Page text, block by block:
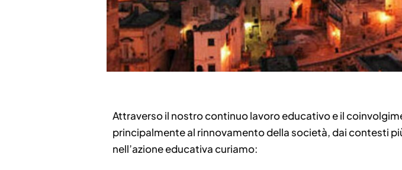
Attraverso il nostro continuo lavoro educativo e il
principalmente al rinnovamento della società, dai contesti
nell’azione educativa curiamo: